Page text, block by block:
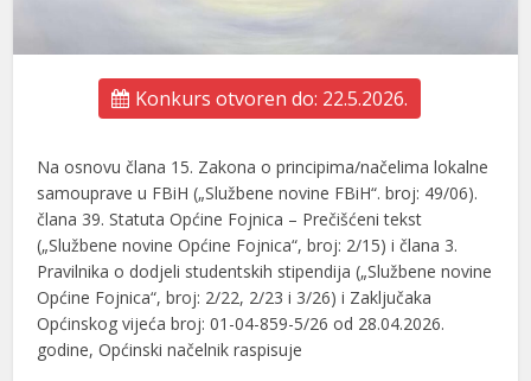
Konkurs otvoren do: 22.5.2026.
Na osnovu člana 15. Zakona o principima/načelima lokalne
samouprave u FBiH („Službene novine FBiH“. broj: 49/06).
člana 39. Statuta Općine Fojnica – Prečišćeni tekst
(„Službene novine Općine Fojnica“, broj: 2/15) i člana 3.
Pravilnika o dodjeli studentskih stipendija („Službene novine
Općine Fojnica“, broj: 2/22, 2/23 i 3/26) i Zaključaka
Općinskog vijeća broj: 01-04-859-5/26 od 28.04.2026.
godine, Općinski načelnik raspisuje